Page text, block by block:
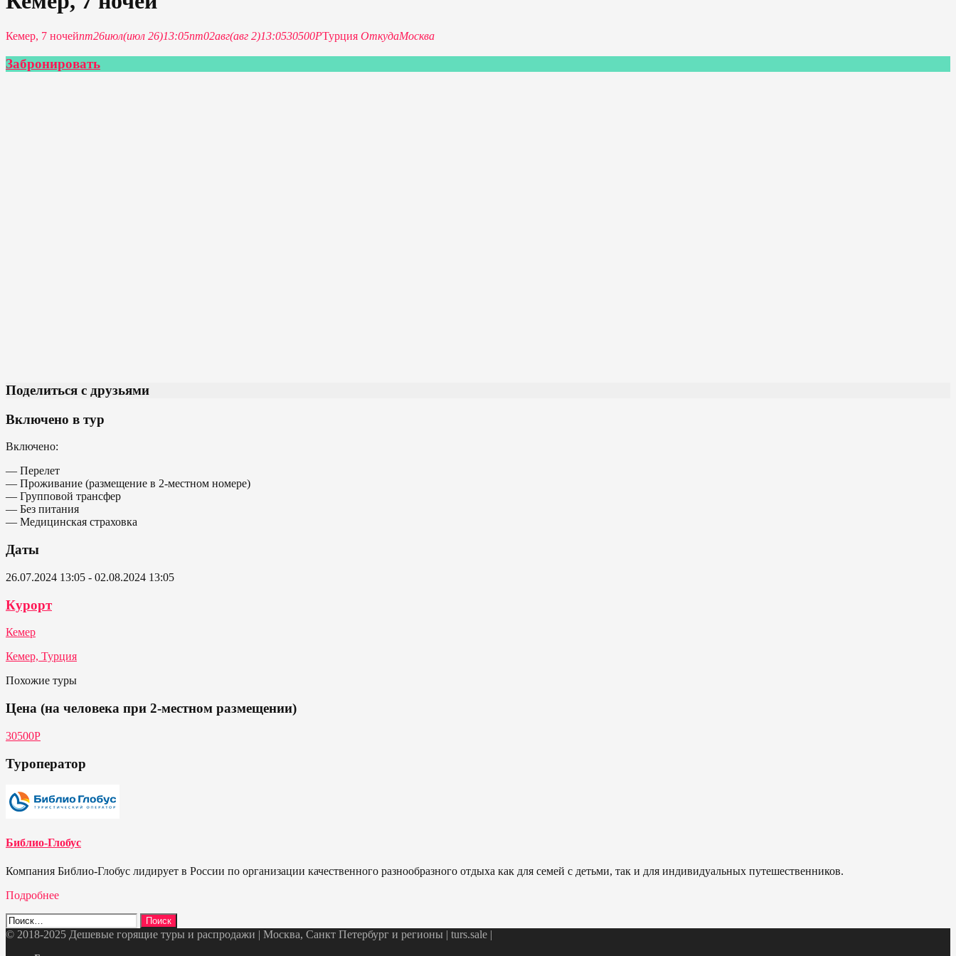
Кемер, 7 ночейпт26июл(июл 26)13:05пт02авг(авг 2)13:0530500РТурция ОткудаМосква
Забронировать
Поделиться с друзьями
Включено в тур
Включено:
— Перелет
— Проживание (размещение в 2-местном номере)
— Групповой трансфер
— Без питания
— Медицинская страховка
Даты
26.07.2024 13:05 - 02.08.2024 13:05
Курорт
Кемер
Кемер, Турция
Похожие туры
Цена (на человека при 2-местном размещении)
30500Р
Туроператор
Библио-Глобус
Компания Библио-Глобус лидирует в России по организации качественного разнообразного отдыха как для семей с детьми, так и для индивидуальных путешественников.
Подробнее
Найти:
© 2018-2025 Дешевые горящие туры и распродажи | Москва, Санкт Петербург и регионы | turs.sale |